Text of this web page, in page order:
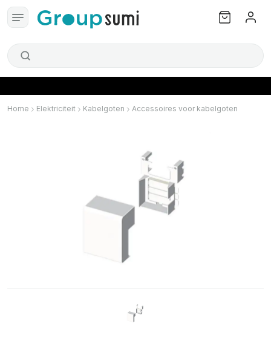
Home Elektriciteit Kabelgoten Accessoires voor kabelgoten